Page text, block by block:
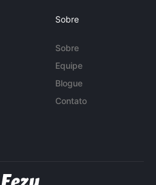
Sobre
Sobre
Equipe
Blogue
Contato